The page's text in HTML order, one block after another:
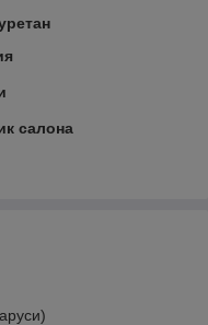
салона